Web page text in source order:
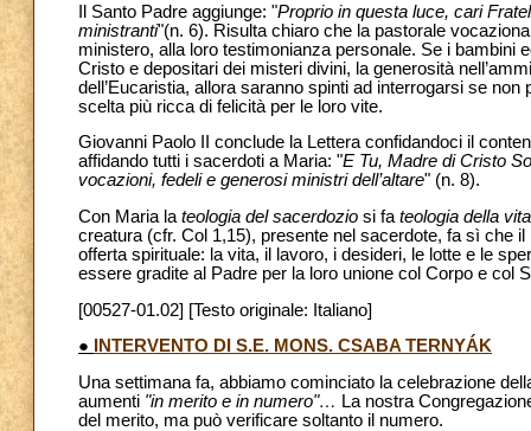
Il Santo Padre aggiunge: "Proprio in questa luce, cari
ministranti"(n. 6). Risulta chiaro che la pastorale
ministero, alla loro testimonianza personale. Se i bambini
Cristo e depositari dei misteri divini, la generosità
dell’Eucaristia, allora saranno spinti ad interrogarsi se
scelta più ricca di felicità per le loro vite.
Giovanni Paolo II conclude la Lettera confidandoci il
affidando tutti i sacerdoti a Maria: "E Tu, Madre di Cristo
vocazioni, fedeli e generosi ministri dell’altare" (n. 8).
Con Maria la teologia del sacerdozio si fa teologia della
creatura (cfr. Col 1,15), presente nel sacerdote, fa sì che
offerta spirituale: la vita, il lavoro, i desideri, le lotte e le
essere gradite al Padre per la loro unione col Corpo e col
[00527-01.02] [Testo originale: Italiano]
●
INTERVENTO DI S.E. MONS. CSABA TERNYÁK
Una settimana fa, abbiamo cominciato la celebrazione
aumenti "in merito e in numero"… La nostra
del merito, ma può verificare soltanto il numero.